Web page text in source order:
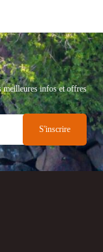
meilleures infos et offres